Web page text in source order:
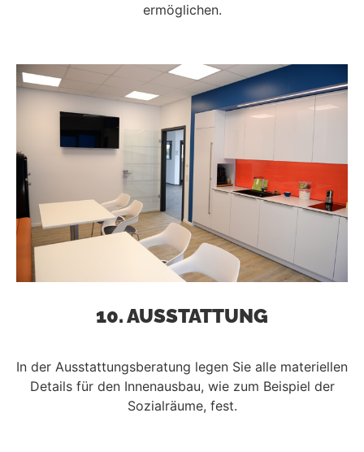
ermöglichen.
10. AUSSTATTUNG
In der Ausstattungsberatung legen Sie alle materiellen
Details für den Innenausbau, wie zum Beispiel der
Sozialräume, fest.